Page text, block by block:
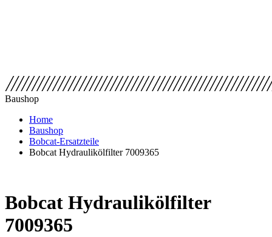
Baushop
Home
Baushop
Bobcat-Ersatzteile
Bobcat Hydraulikölfilter 7009365
Bobcat Hydraulikölfilter
7009365